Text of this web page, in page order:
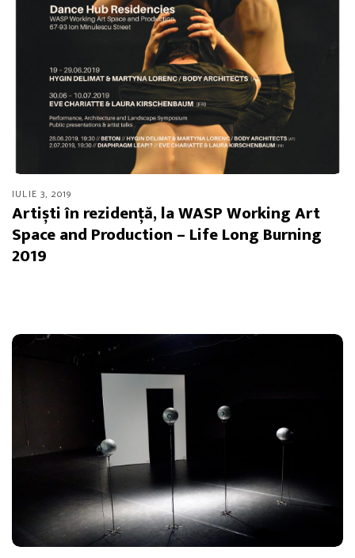
IULIE 3, 2019
Artiști în rezidență, la WASP Working Art
Space and Production – Life Long Burning
2019